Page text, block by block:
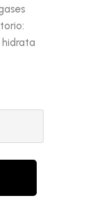
hidrata